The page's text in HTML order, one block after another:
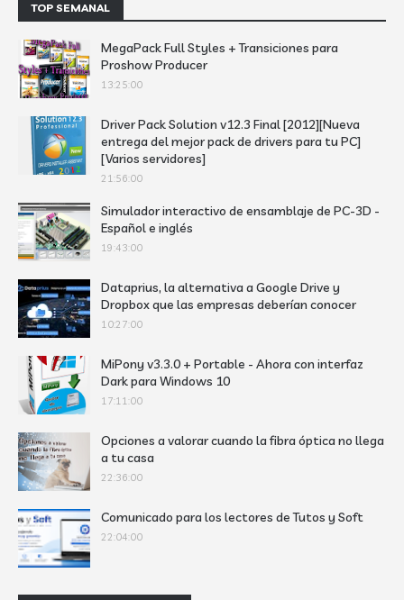
TOP SEMANAL
MegaPack Full Styles + Transiciones para
Proshow Producer
13:25:00
Driver Pack Solution v12.3 Final [2012][Nueva
entrega del mejor pack de drivers para tu PC]
[Varios servidores]
21:56:00
Simulador interactivo de ensamblaje de PC-3D -
Español e inglés
19:43:00
Dataprius, la alternativa a Google Drive y
Dropbox que las empresas deberían conocer
10:27:00
MiPony v3.3.0 + Portable - Ahora con interfaz
Dark para Windows 10
17:11:00
Opciones a valorar cuando la fibra óptica no llega
a tu casa
22:36:00
Comunicado para los lectores de Tutos y Soft
22:04:00